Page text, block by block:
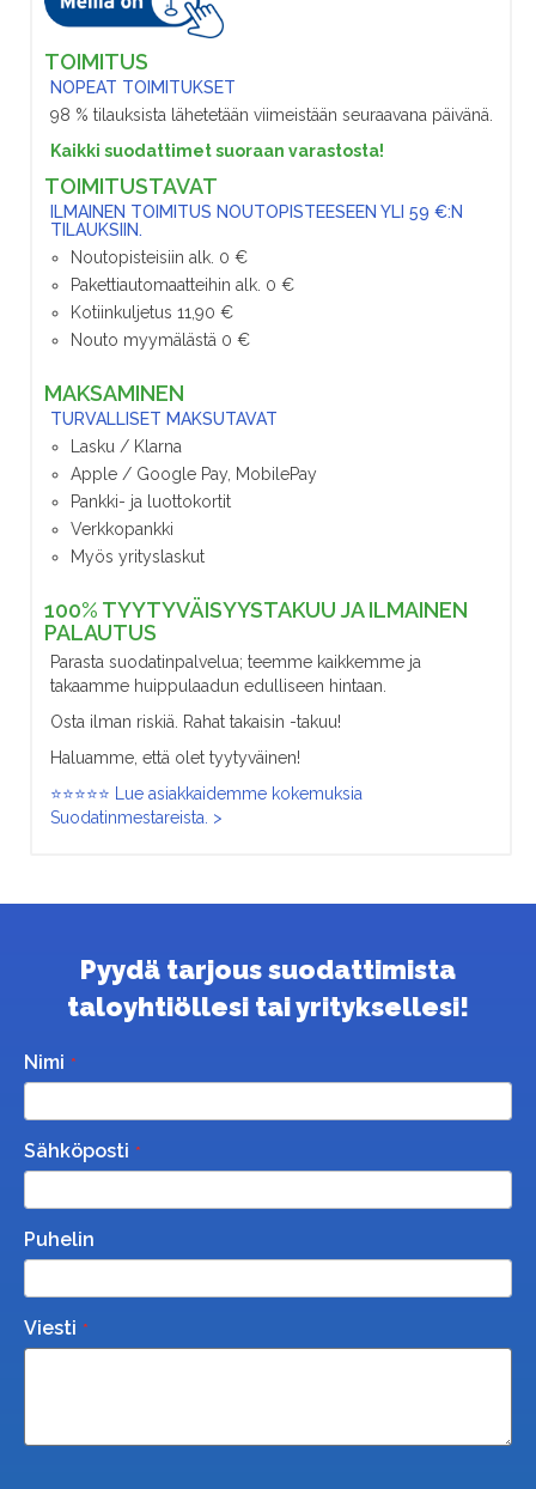
TOIMITUS
NOPEAT TOIMITUKSET
98 % tilauksista lähetetään viimeistään seuraavana päivänä.
Kaikki suodattimet suoraan varastosta!
TOIMITUSTAVAT
ILMAINEN TOIMITUS NOUTOPISTEESEEN YLI 59 €:N
TILAUKSIIN.
Noutopisteisiin alk. 0 €
Pakettiautomaatteihin alk. 0 €
Kotiinkuljetus 11,90 €
Nouto myymälästä 0 €
MAKSAMINEN
TURVALLISET MAKSUTAVAT
Lasku / Klarna
Apple / Google Pay, MobilePay
Pankki- ja luottokortit
Verkkopankki
Myös yrityslaskut
100% TYYTYVÄISYYSTAKUU JA ILMAINEN
PALAUTUS
Parasta suodatinpalvelua; teemme kaikkemme ja
takaamme huippulaadun edulliseen hintaan.
Osta ilman riskiä. Rahat takaisin -takuu!
Haluamme, että olet tyytyväinen!
⭐⭐⭐⭐⭐ Lue asiakkaidemme kokemuksia
Suodatinmestareista. >
Pyydä tarjous suodattimista
taloyhtiöllesi tai yrityksellesi!
Nimi
Sähköposti
Puhelin
Viesti